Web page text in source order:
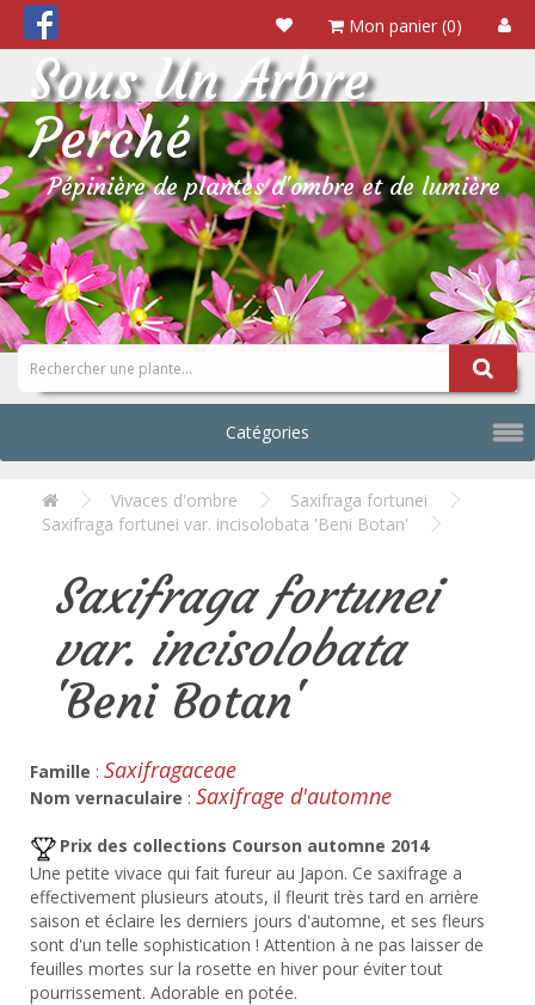
Mon panier (0)
Sous Un Arbre
Perché
Pépinière de plantes d'ombre et de lumière
Catégories
Vivaces d'ombre
Saxifraga fortunei
Saxifraga fortunei var. incisolobata 'Beni Botan'
Saxifraga fortunei
var. incisolobata
'Beni Botan'
Famille : Saxifragaceae
Nom vernaculaire : Saxifrage d'automne
Prix des collections Courson automne 2014
Une petite vivace qui fait fureur au Japon. Ce saxifrage a
effectivement plusieurs atouts, il fleurit très tard en arrière
saison et éclaire les derniers jours d'automne, et ses fleurs
sont d'un telle sophistication ! Attention à ne pas laisser de
feuilles mortes sur la rosette en hiver pour éviter tout
pourrissement. Adorable en potée.